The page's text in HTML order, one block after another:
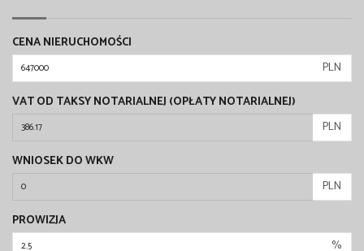
CENA NIERUCHOMOŚCI
PLN
VAT OD TAKSY NOTARIALNEJ (OPŁATY NOTARIALNEJ)
PLN
WNIOSEK DO WKW
PLN
PROWIZJA
%